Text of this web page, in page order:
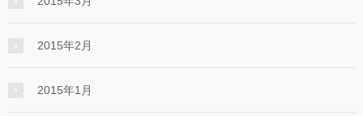
2015年2月
2015年1月